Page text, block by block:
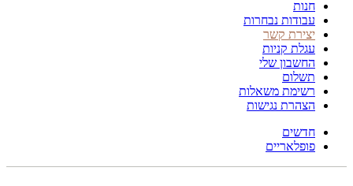
חנות
עבודות נבחרות
יצירת קשר
עגלת קניות
החשבון שלי
תשלום
רשימת משאלות
הצהרת נגישות
חדשים
פופלאריים